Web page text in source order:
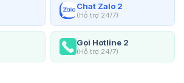
Chat Zalo 2
(Hỗ trợ 24/7)
Gọi Hotline 2
(Hỗ trợ 24/7)